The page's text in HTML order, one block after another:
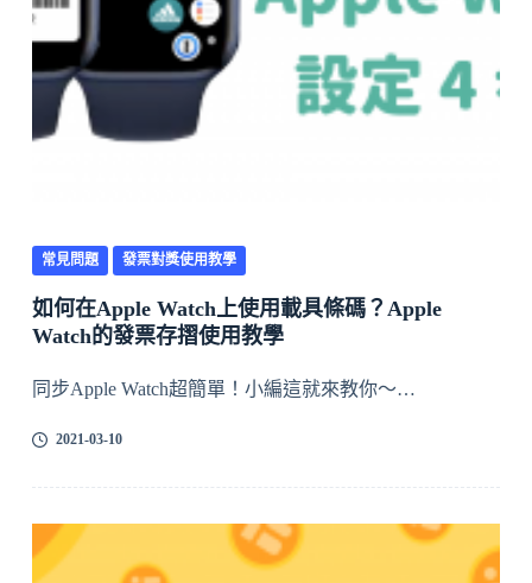
常見問題 發票對獎使用教學
如何在Apple Watch上使用載具條碼？Apple
Watch的發票存摺使用教學
同步Apple Watch超簡單！小編這就來教你～…
2021-03-10